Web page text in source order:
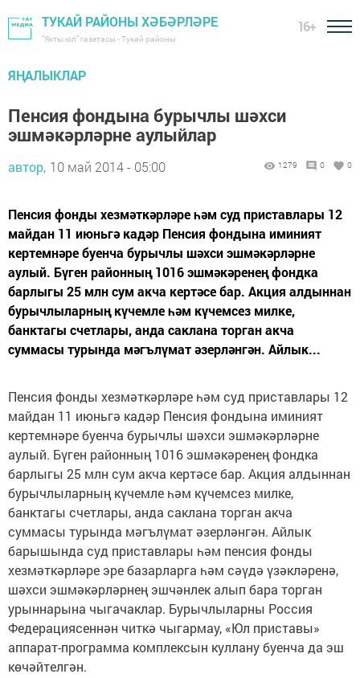
ТУКАЙ РАЙОНЫ ХӘБӘРЛӘРЕ
"Якты юл" газетасы - Тукай районы
16+
ЯҢАЛЫКЛАР
Пенсия фондына бурычлы шәхси
эшмәкәрләрне аулыйлар
автор, 10 май 2014 - 05:00 1279 0 0
Пенсия фонды хезмәткәрләре һәм суд приставлары 12
майдан 11 июньгә кадәр Пенсия фондына иминият
кертемнәре буенча бурычлы шәхси эшмәкәрләрне
аулый. Бүген районның 1016 эшмәкәренең фондка
барлыгы 25 млн сум акча кертәсе бар. Акция алдыннан
бурычлыларның күчемле һәм күчемсез милке,
банктагы счетлары, анда саклана торган акча
суммасы турында мәгълүмат әзерләнгән. Айлык...
Пенсия фонды хезмәткәрләре һәм суд приставлары 12
майдан 11 июньгә кадәр Пенсия фондына иминият
кертемнәре буенча бурычлы шәхси эшмәкәрләрне
аулый. Бүген районның 1016 эшмәкәренең фондка
барлыгы 25 млн сум акча кертәсе бар. Акция алдыннан
бурычлыларның күчемле һәм күчемсез милке,
банктагы счетлары, анда саклана торган акча
суммасы турында мәгълүмат әзерләнгән. Айлык
барышында суд приставлары һәм пенсия фонды
хезмәткәрләре эре базарларга һәм сәүдә үзәкләренә,
шәхси эшмәкәрләрнең эшчәнлек алып бара торган
урыннарына чыгачаклар. Бурычлыларны Россия
Федерациясеннән читкә чыгармау, «Юл приставы»
аппарат-программа комплексын куллану буенча да эш
көчәйтелгән.